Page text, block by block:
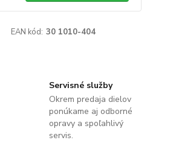
EAN kód: 30 1010-404
Servisné služby
Okrem predaja dielov
ponúkame aj odborné
opravy a spoľahlivý
servis.